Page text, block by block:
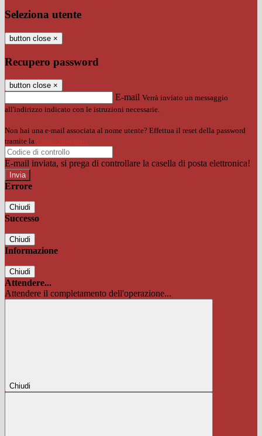
Seleziona utente
button close ×
Recupero password
button close ×
E-mail Verrà inviato un messaggio
all'indirizzo indicato con le istruzioni necessarie.
Non hai una e-mail associata al nome utente? Effettua il reset della password
tramite la Login Spaggiari
E-mail inviata, si prega di controllare la casella di posta elettronica!
Errore
Chiudi
Successo
Chiudi
Informazione
Chiudi
Attendere...
Attendere il completamento dell'operazione...
Chiudi